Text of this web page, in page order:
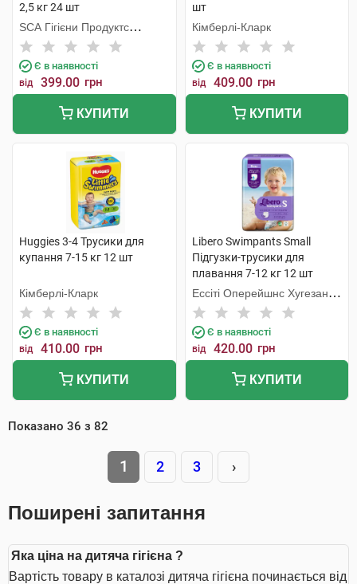
2,5 кг 24 шт
SCA Гігієни Продуктс
Польска
Є в наявності
від 399.00 грн
КУПИТИ
шт
Кімберлі-Кларк
Є в наявності
від 409.00 грн
КУПИТИ
Huggies 3-4 Трусики для
купання 7-15 кг 12 шт
Кімберлі-Кларк
Є в наявності
від 410.00 грн
КУПИТИ
Libero Swimpants Small
Підгузки-трусики для
плавання 7-12 кг 12 шт
Ессіті Оперейшнс Хугезанд
Б.В.
Є в наявності
від 420.00 грн
КУПИТИ
Показано 36 з 82
1 2 3 ›
Поширені запитання
Яка ціна на дитяча гігієна ?
Вартість товару в каталозі дитяча гігієна починається від